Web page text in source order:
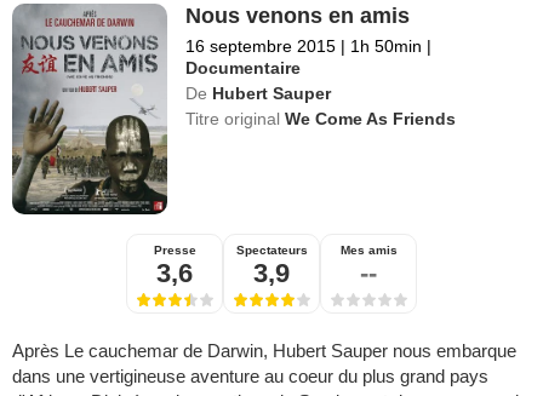
Nous venons en amis
16 septembre 2015 | 1h 50min |
Documentaire
De Hubert Sauper
Titre originalWe Come As Friends
Presse
3,6
Spectateurs
3,9
Mes amis
--
Après Le cauchemar de Darwin, Hubert Sauper nous embarque
dans une vertigineuse aventure au coeur du plus grand pays